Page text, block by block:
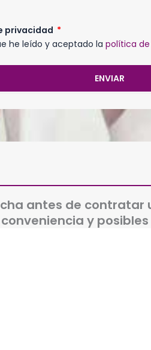
privacidad
he leído y aceptado lapolítica
ENVIAR
antes de contratar
y posibles